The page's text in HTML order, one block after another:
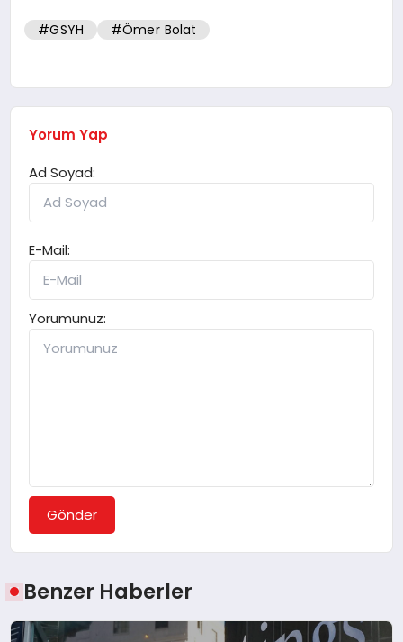
#GSYH #Ömer Bolat
Yorum Yap
Ad Soyad:
E-Mail:
Yorumunuz:
Gönder
Benzer Haberler